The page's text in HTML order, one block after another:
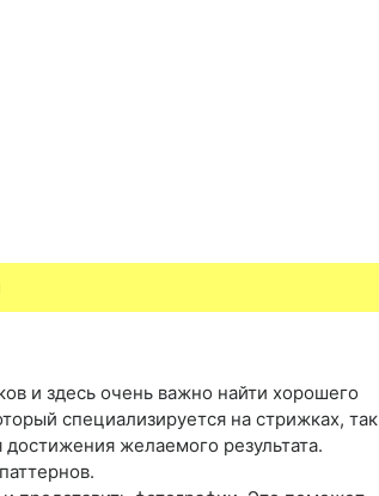
и здесь очень важно найти хорошего
специализируется на стрижках, так
желаемого результата.